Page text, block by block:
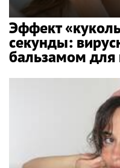
Эффект
секунды:
бальзамом для